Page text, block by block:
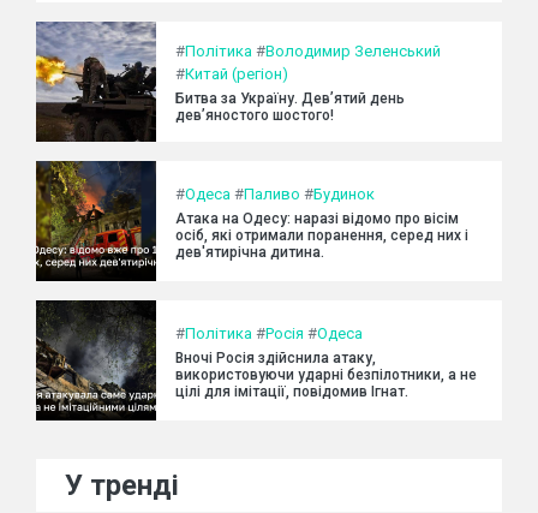
#Політика #Володимир Зеленський
#Китай (регіон)
Битва за Україну. Дев’ятий день
дев’яностого шостого!
#Одеса #Паливо #Будинок
Атака на Одесу: наразі відомо про вісім
осіб, які отримали поранення, серед них і
дев'ятирічна дитина.
#Політика #Росія #Одеса
Вночі Росія здійснила атаку,
використовуючи ударні безпілотники, а не
цілі для імітації, повідомив Ігнат.
У тренді